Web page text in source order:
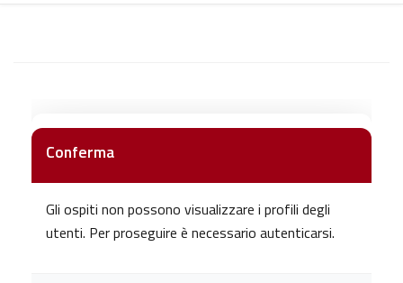
Conferma
Gli ospiti non possono visualizzare i profili degli
utenti. Per proseguire è necessario autenticarsi.